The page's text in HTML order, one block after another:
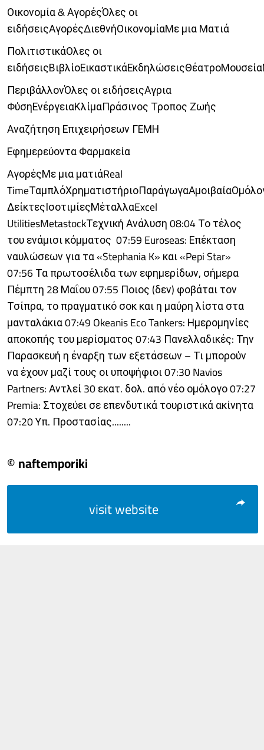
Οικονομία & ΑγορέςΌλες οι
ειδήσειςΑγορέςΔιεθνήΟικονομίαΜε μια Ματιά
ΠολιτιστικάΟλες οι
ΠεριβάλλονΌλες οι ειδήσειςΑγρια
ΦύσηΕνέργειαΚλίμαΠράσινος Τροπος Ζωής
Αναζήτηση Επιχειρήσεων ΓΕΜΗ
Εφημερεύοντα Φαρμακεία
ΑγορέςΜε μια ματιάReal
ΔείκτεςΙσοτιμίεςΜέταλλαExcel
UtilitiesMetastockΤεχνική Ανάλυση 08:04 Το τέλος
του ενάμισι κόμματος 07:59 Euroseas: Επέκταση
ναυλώσεων για τα «Stephania K» και «Pepi Star»
07:56 Τα πρωτοσέλιδα των εφημερίδων, σήμερα
Πέμπτη 28 Μαΐου 07:55 Ποιος (δεν) φοβάται τον
Τσίπρα, το πραγματικό σοκ και η μαύρη λίστα στα
μανταλάκια 07:49 Okeanis Eco Tankers: Ημερομηνίες
αποκοπής του μερίσματος 07:43 Πανελλαδικές: Την
Παρασκευή η έναρξη των εξετάσεων – Τι μπορούν
να έχουν μαζί τους οι υποψήφιοι 07:30 Navios
Partners: Αντλεί 30 εκατ. δολ. από νέο ομόλογο 07:27
Premia: Στοχεύει σε επενδυτικά τουριστικά ακίνητα
07:20 Υπ. Προστασίας........
© naftemporiki
visit website